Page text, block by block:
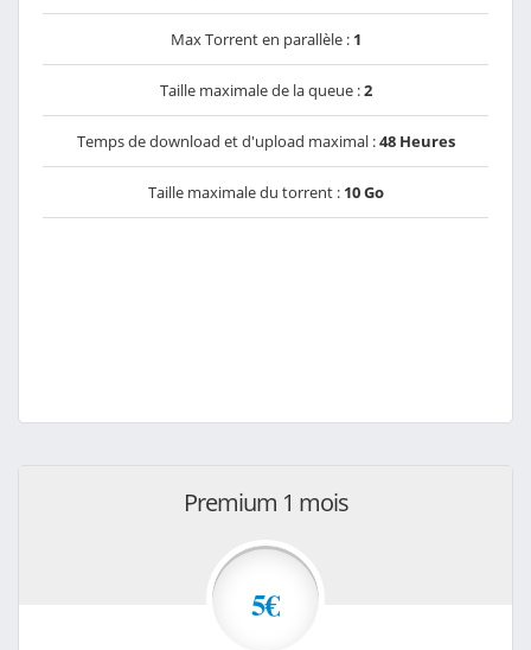
Max Torrent en parallèle : 1
Taille maximale de la queue :2
Temps de download et d'upload maximal :48 Heures
Taille maximale du torrent : 10 Go
Premium 1 mois
5€